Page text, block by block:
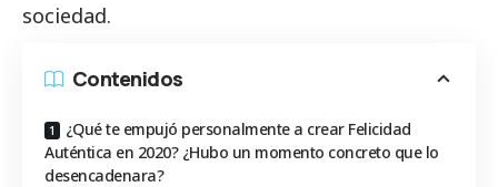
sociedad.
Contenidos
¿Qué te empujó personalmente a crear Felicidad
Auténtica en 2020? ¿Hubo un momento concreto que lo
desencadenara?